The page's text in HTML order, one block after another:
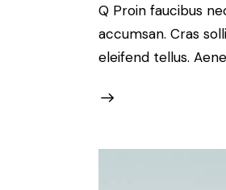
Q Proin faucibus
accumsan. Cras
eleifend tellus.